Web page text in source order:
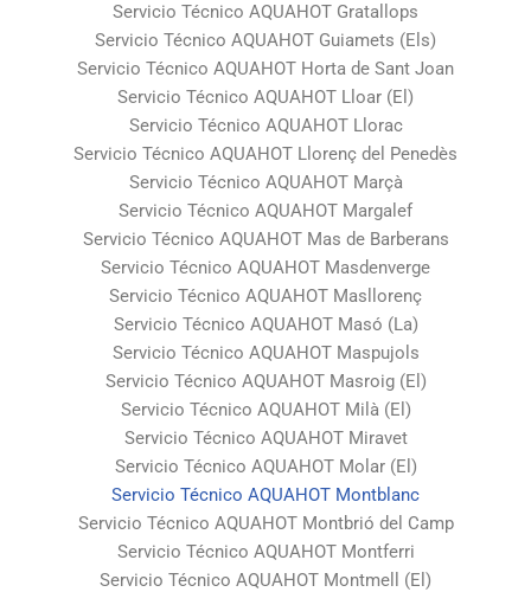
Servicio Técnico AQUAHOT Gratallops
Servicio Técnico AQUAHOT Guiamets (Els)
Servicio Técnico AQUAHOT Horta de Sant Joan
Servicio Técnico AQUAHOT Lloar (El)
Servicio Técnico AQUAHOT Llorac
Servicio Técnico AQUAHOT Llorenç del Penedès
Servicio Técnico AQUAHOT Marçà
Servicio Técnico AQUAHOT Margalef
Servicio Técnico AQUAHOT Mas de Barberans
Servicio Técnico AQUAHOT Masdenverge
Servicio Técnico AQUAHOT Masllorenç
Servicio Técnico AQUAHOT Masó (La)
Servicio Técnico AQUAHOT Maspujols
Servicio Técnico AQUAHOT Masroig (El)
Servicio Técnico AQUAHOT Milà (El)
Servicio Técnico AQUAHOT Miravet
Servicio Técnico AQUAHOT Molar (El)
Servicio Técnico AQUAHOT Montblanc
Servicio Técnico AQUAHOT Montbrió del Camp
Servicio Técnico AQUAHOT Montferri
Servicio Técnico AQUAHOT Montmell (El)